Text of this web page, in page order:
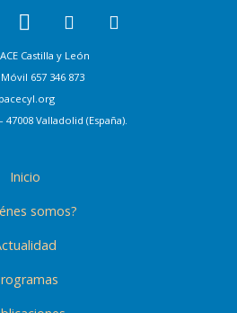
Castilla y León
657 346 873
Valladolid (España).
Inicio
somos?